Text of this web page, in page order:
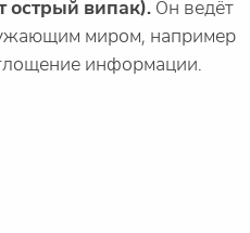
острый випак). Он ведёт
миром, например
информации.